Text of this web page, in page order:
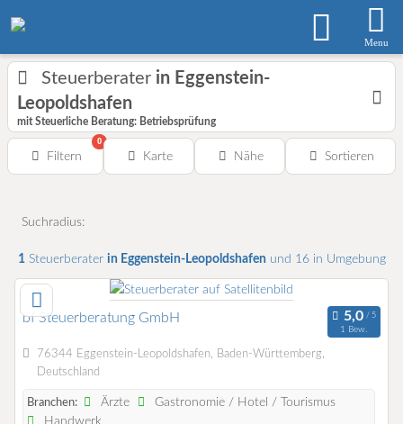
Menu
Steuerberater in Eggenstein-
Leopoldshafen
mit Steuerliche Beratung: Betriebsprüfung
Filtern
0
Karte Nähe Sortieren
Suchradius:
1Steuerberater in Eggenstein-Leopoldshafen und 16 in Umgebung
bf Steuerberatung GmbH
1 Bew.
76344 Eggenstein-Leopoldshafen, Baden-Württemberg,
Deutschland
Branchen: Ärzte
Gastronomie / Hotel / Tourismus